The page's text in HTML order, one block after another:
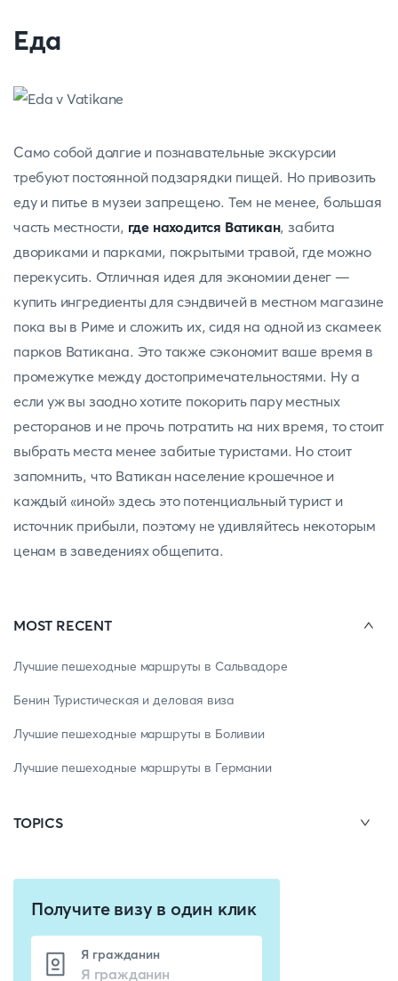
Еда
Само собой долгие и познавательные экскурсии
требуют постоянной подзарядки пищей. Но привозить
еду и питье в музеи запрещено. Тем не менее, большая
часть местности, где находится Ватикан, забита
двориками и парками, покрытыми травой, где можно
перекусить. Отличная идея для экономии денег —
купить ингредиенты для сэндвичей в местном магазине
пока вы в Риме и сложить их, сидя на одной из скамеек
парков Ватикана. Это также сэкономит ваше время в
промежутке между достопримечательностями. Ну а
если уж вы заодно хотите покорить пару местных
ресторанов и не прочь потратить на них время, то стоит
выбрать места менее забитые туристами. Но стоит
запомнить, что Ватикан население крошечное и
каждый «иной» здесь это потенциальный турист и
источник прибыли, поэтому не удивляйтесь некоторым
ценам в заведениях общепита.
MOST RECENT
Лучшие пешеходные маршруты в Сальвадоре
Бенин Туристическая и деловая виза
Лучшие пешеходные маршруты в Боливии
Лучшие пешеходные маршруты в Германии
TOPICS
Получите визу в один клик
Я гражданин